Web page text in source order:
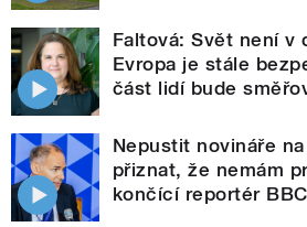
Faltová: Svět není v
Evropa je stále
část lidí bude
Nepustit novináře
přiznat, že nemám
končící reportér BBC